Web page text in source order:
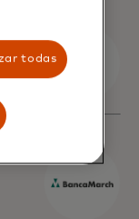
todas